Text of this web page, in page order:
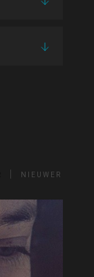
NIEUWER